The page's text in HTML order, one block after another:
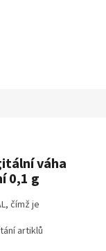
váha
0,1 g
čímž je
artiklů